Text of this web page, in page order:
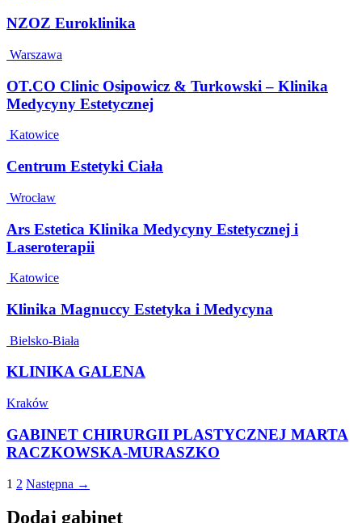
NZOZ Euroklinika
Warszawa
OT.CO Clinic Osipowicz & Turkowski – Klinika
Medycyny Estetycznej
Katowice
Centrum Estetyki Ciała
Wrocław
Ars Estetica Klinika Medycyny Estetycznej i
Laseroterapii
Katowice
Klinika Magnuccy Estetyka i Medycyna
Bielsko-Biała
KLINIKA GALENA
Kraków
GABINET CHIRURGII PLASTYCZNEJ MARTA
RACZKOWSKA-MURASZKO
1 2 Następna →
Dodaj gabinet